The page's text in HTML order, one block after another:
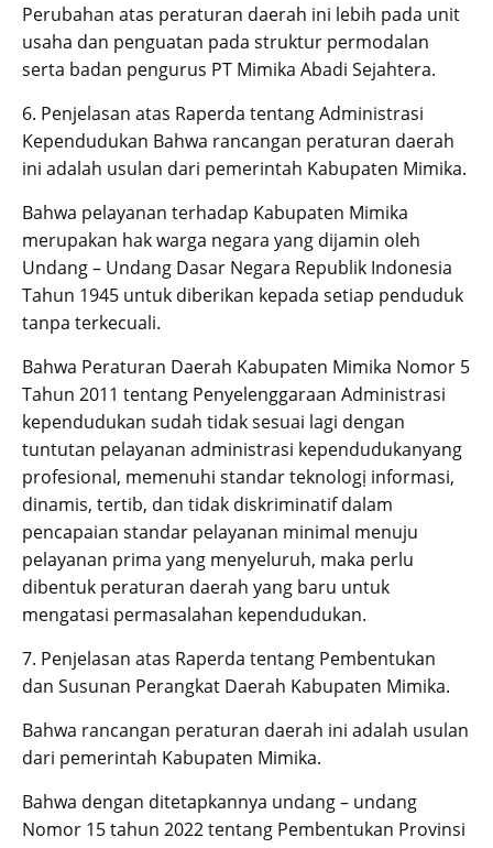
Perubahan atas peraturan daerah ini lebih pada unit
usaha dan penguatan pada struktur permodalan
serta badan pengurus PT Mimika Abadi Sejahtera.
6. Penjelasan atas Raperda tentang Administrasi
Kependudukan Bahwa rancangan peraturan daerah
ini adalah usulan dari pemerintah Kabupaten Mimika.
Bahwa pelayanan terhadap Kabupaten Mimika
merupakan hak warga negara yang dijamin oleh
Undang – Undang Dasar Negara Republik Indonesia
Tahun 1945 untuk diberikan kepada setiap penduduk
tanpa terkecuali.
Bahwa Peraturan Daerah Kabupaten Mimika Nomor 5
Tahun 2011 tentang Penyelenggaraan Administrasi
kependudukan sudah tidak sesuai lagi dengan
tuntutan pelayanan administrasi kependudukanyang
profesional, memenuhi standar teknologị informasi,
dinamis, tertib, dan tidak diskriminatif dalam
pencapaian standar pelayanan minimal menuju
pelayanan prima yang menyeluruh, maka perlu
dibentuk peraturan daerah yang baru untuk
mengatasi permasalahan kependudukan.
7. Penjelasan atas Raperda tentang Pembentukan
dan Susunan Perangkat Daerah Kabupaten Mimika.
Bahwa rancangan peraturan daerah ini adalah usulan
dari pemerintah Kabupaten Mimika.
Bahwa dengan ditetapkannya undang – undang
Nomor 15 tahun 2022 tentang Pembentukan Provinsi